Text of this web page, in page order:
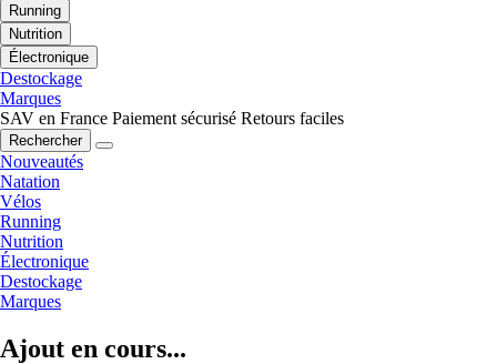
Running
Nutrition
Électronique
Destockage
Marques
SAV en France Paiement sécurisé Retours faciles
Rechercher
Nouveautés
Natation
Vélos
Running
Nutrition
Électronique
Destockage
Marques
Ajout en cours...